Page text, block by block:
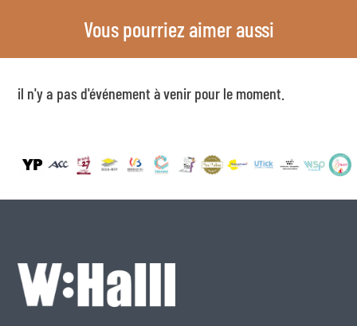
Vous pourriez aimer aussi
il n'y a pas d'événement à venir pour le moment.